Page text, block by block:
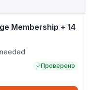
Membership + 14
Проверено